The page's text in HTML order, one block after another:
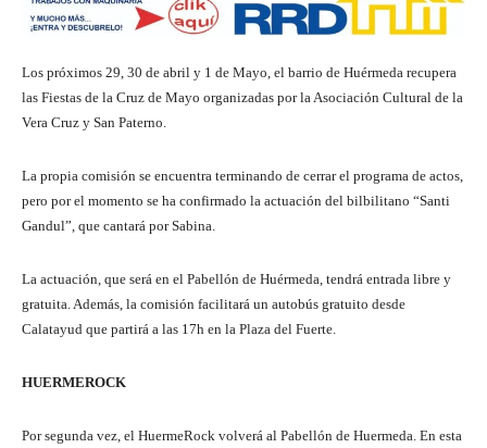
Los próximos 29, 30 de abril y 1 de Mayo, el barrio de Huérmeda recupera
las Fiestas de la Cruz de Mayo organizadas por la Asociación Cultural de la
Vera Cruz y San Paterno.
La propia comisión se encuentra terminando de cerrar el programa de actos,
pero por el momento se ha confirmado la actuación del bilbilitano “Santi
Gandul”, que cantará por Sabina.
La actuación, que será en el Pabellón de Huérmeda, tendrá entrada libre y
gratuita. Además, la comisión facilitará un autobús gratuito desde
Calatayud que partirá a las 17h en la Plaza del Fuerte.
HUERMEROCK
Por segunda vez, el HuermeRock volverá al Pabellón de Huermeda. En esta